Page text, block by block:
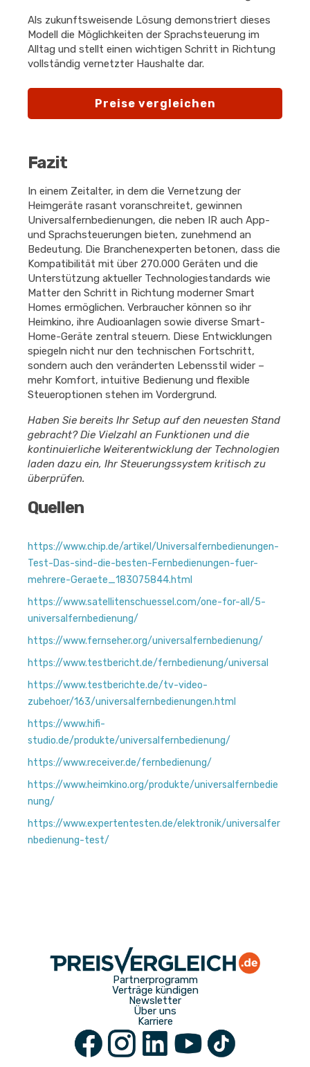
Als zukunftsweisende Lösung demonstriert dieses
Modell die Möglichkeiten der Sprachsteuerung im
Alltag und stellt einen wichtigen Schritt in Richtung
vollständig vernetzter Haushalte dar.
Preise vergleichen
Fazit
In einem Zeitalter, in dem die Vernetzung der
Heimgeräte rasant voranschreitet, gewinnen
Universalfernbedienungen, die neben IR auch App-
und Sprachsteuerungen bieten, zunehmend an
Bedeutung. Die Branchenexperten betonen, dass die
Kompatibilität mit über 270.000 Geräten und die
Unterstützung aktueller Technologiestandards wie
Matter den Schritt in Richtung moderner Smart
Homes ermöglichen. Verbraucher können so ihr
Heimkino, ihre Audioanlagen sowie diverse Smart-
Home-Geräte zentral steuern. Diese Entwicklungen
spiegeln nicht nur den technischen Fortschritt,
sondern auch den veränderten Lebensstil wider –
mehr Komfort, intuitive Bedienung und flexible
Steueroptionen stehen im Vordergrund.
Haben Sie bereits Ihr Setup auf den neuesten Stand
gebracht? Die Vielzahl an Funktionen und die
kontinuierliche Weiterentwicklung der Technologien
laden dazu ein, Ihr Steuerungssystem kritisch zu
überprüfen.
Quellen
https://www.chip.de/artikel/Universalfernbedienungen-
Test-Das-sind-die-besten-Fernbedienungen-fuer-
mehrere-Geraete_183075844.html
https://www.satellitenschuessel.com/one-for-all/5-
universalfernbedienung/
https://www.fernseher.org/universalfernbedienung/
https://www.testbericht.de/fernbedienung/universal
https://www.testberichte.de/tv-video-
zubehoer/163/universalfernbedienungen.html
https://www.hifi-
studio.de/produkte/universalfernbedienung/
https://www.receiver.de/fernbedienung/
https://www.heimkino.org/produkte/universalfernbedie
nung/
https://www.expertentesten.de/elektronik/universalfer
nbedienung-test/
Partnerprogramm
Verträge kündigen
Newsletter
Über uns
Karriere